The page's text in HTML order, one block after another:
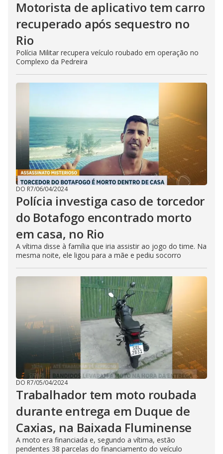
Motorista de aplicativo tem carro
recuperado após sequestro no
Rio
Polícia Militar recupera veículo roubado em operação no
Complexo da Pedreira
DO R7/06/04/2024
Polícia investiga caso de torcedor
do Botafogo encontrado morto
em casa, no Rio
A vítima disse à família que iria assistir ao jogo do time. Na
mesma noite, ele ligou para a mãe e pediu socorro
DO R7/05/04/2024
Trabalhador tem moto roubada
durante entrega em Duque de
Caxias, na Baixada Fluminense
A moto era financiada e, segundo a vítima, estão
pendentes 38 parcelas do financiamento do veículo